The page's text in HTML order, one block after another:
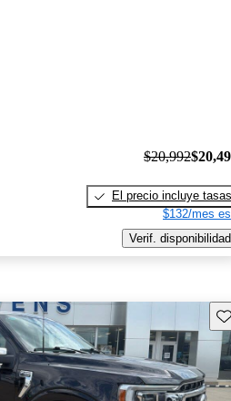
$20,992
El precio incluye tasas
$132/mes
Verif. disponibilidad